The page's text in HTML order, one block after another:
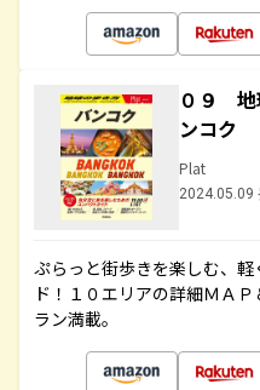
０９
ンコク
Plat
2024.05.09
ぷらっと街歩きを楽しむ、
ド！１０エリアの詳細ＭＡ
ラン満載。